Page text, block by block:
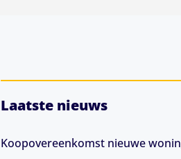
Laatste nieuws
Koopovereenkomst nieuwe